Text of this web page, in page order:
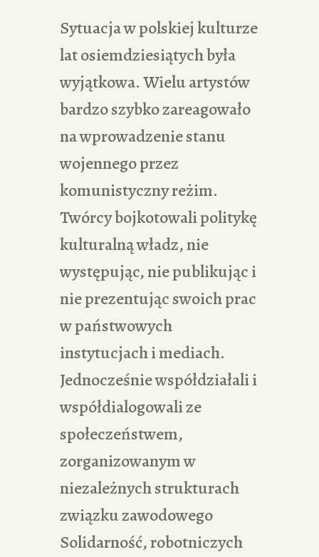
Sytuacja w polskiej kulturze
lat osiemdziesiątych była
wyjątkowa. Wielu artystów
bardzo szybko zareagowało
na wprowadzenie stanu
wojennego przez
komunistyczny reżim.
Twórcy bojkotowali politykę
kulturalną władz, nie
występując, nie publikując i
nie prezentując swoich prac
w państwowych
instytucjach i mediach.
Jednocześnie współdziałali i
współdialogowali ze
społeczeństwem,
zorganizowanym w
niezależnych strukturach
związku zawodowego
Solidarność, robotniczych